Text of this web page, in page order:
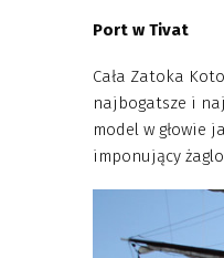
Port w Tivat
Cała Zatoka
najbogatsze i
model w głowie
imponujący